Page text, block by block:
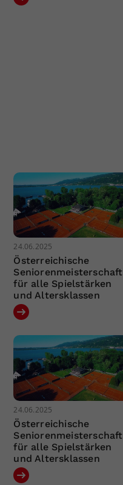
24.06.2025
Österreichische
Seniorenmeisterschaft
für alle Spielstärken
und Altersklassen
24.06.2025
Österreichische
Seniorenmeisterschaft
für alle Spielstärken
und Altersklassen